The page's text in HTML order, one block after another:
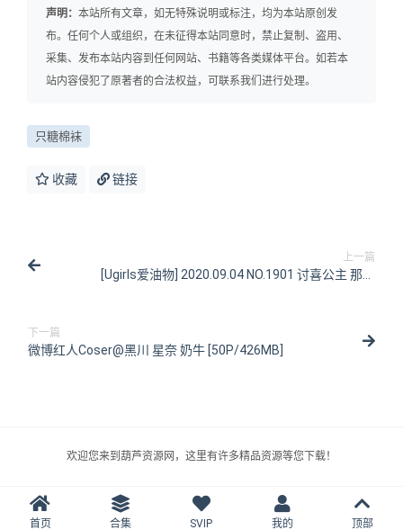
声明： 本站所有文章，如无特殊说明或标注，均为本站原创发
布。任何个人或组织，在未征得本站同意时，禁止复制、盗用、
采集、发布本站内容到任何网站、书籍等各类媒体平台。如若本
站内容侵犯了原著者的合法权益，可联系我们进行处理。
只糖棉袜
收藏 链接
上一篇
[Ugirls爱油物] 2020.09.04 NO.1901 讨喜公主 那奈
下一篇
微博红人Coser@黑川 星奈 奶牛 [50P/426MB]
欢迎您来到葫芦资源网，这里有许多精品资源等您下载！
首页 合集 SVIP 我的 顶部